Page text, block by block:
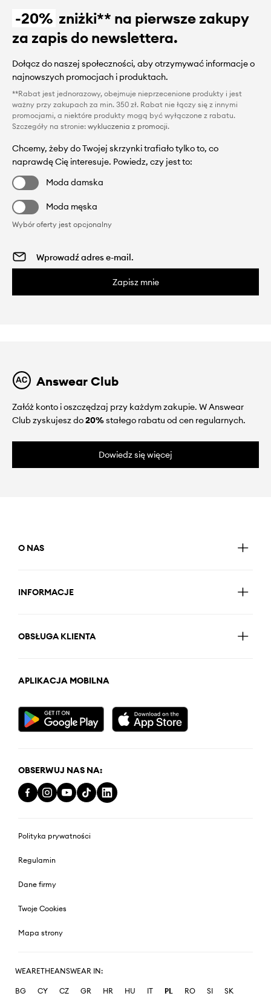
-20% zniżki** na pierwsze zakupy
za zapis do newslettera.
Dołącz do naszej społeczności, aby otrzymywać informacje o
najnowszych promocjach i produktach.
**Rabat jest jednorazowy, obejmuje nieprzecenione produkty i jest
ważny przy zakupach za min. 350 zł. Rabat nie łączy się z innymi
promocjami, a niektóre produkty mogą być wyłączone z rabatu.
Szczegóły na stronie: wykluczenia z promocji.
Chcemy, żeby do Twojej skrzynki trafiało tylko to, co
naprawdę Cię interesuje. Powiedz, czy jest to:
Moda damska
Moda męska
Wybór oferty jest opcjonalny
Zapisz mnie
Answear Club
Załóż konto i oszczędzaj przy każdym zakupie. W Answear
Club zyskujesz do20%stałego rabatu od cen regularnych.
Dowiedz się więcej
O NAS
INFORMACJE
OBSŁUGA KLIENTA
APLIKACJA MOBILNA
OBSERWUJ NAS NA:
Polityka prywatności
Regulamin
Dane firmy
Twoje Cookies
Mapa strony
WEARETHEANSWEAR IN:
BG CY CZ GR HR HU IT PL RO SI SK